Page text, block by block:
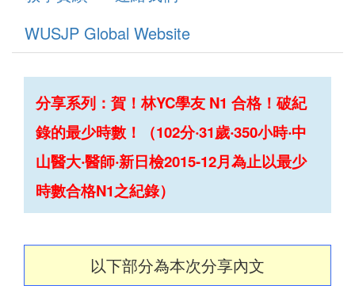
WUSJP Global Website
分享系列：賀！林YC學友 N1 合格！破紀
錄的最少時數！（102分‧31歲‧350小時‧中
山醫大‧醫師‧新日檢2015-12月為止以最少
時數合格N1之紀錄）
以下部分為本次分享內文